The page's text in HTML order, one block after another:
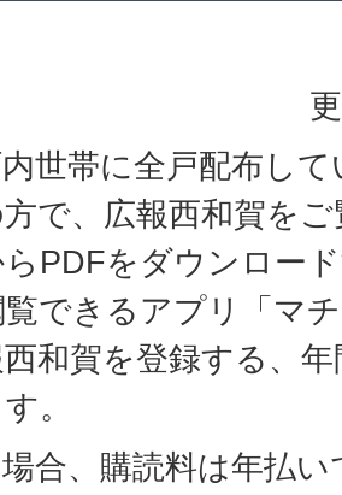
世帯に全戸配布し
で、広報西和賀を
PDFをダウンロー
できるアプリ「マ
西和賀を登録する、
。
合、購読料は年払